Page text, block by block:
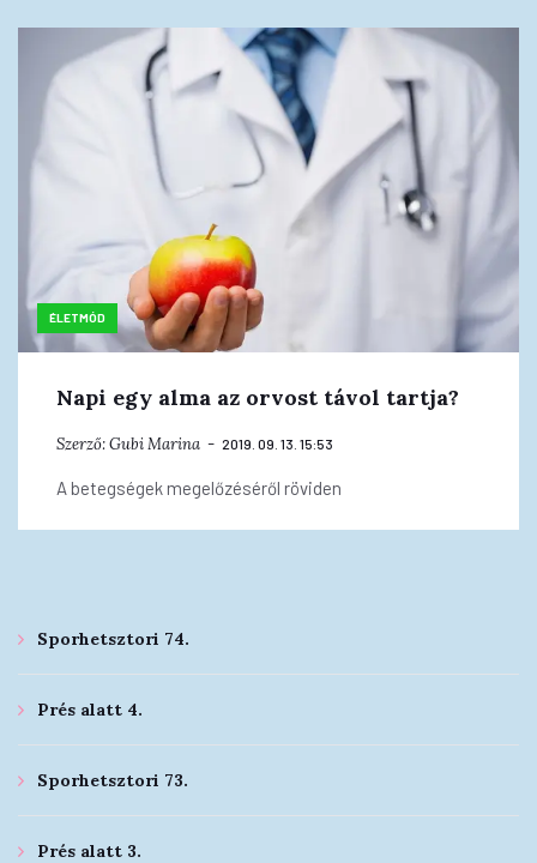
ÉLETMÓD
Napi egy alma az orvost távol tartja?
Szerző:Gubi Marina 2019. 09. 13. 15:53
A betegségek megelőzéséről röviden
Sporhetsztori 74.
Prés alatt 4.
Sporhetsztori 73.
Prés alatt 3.